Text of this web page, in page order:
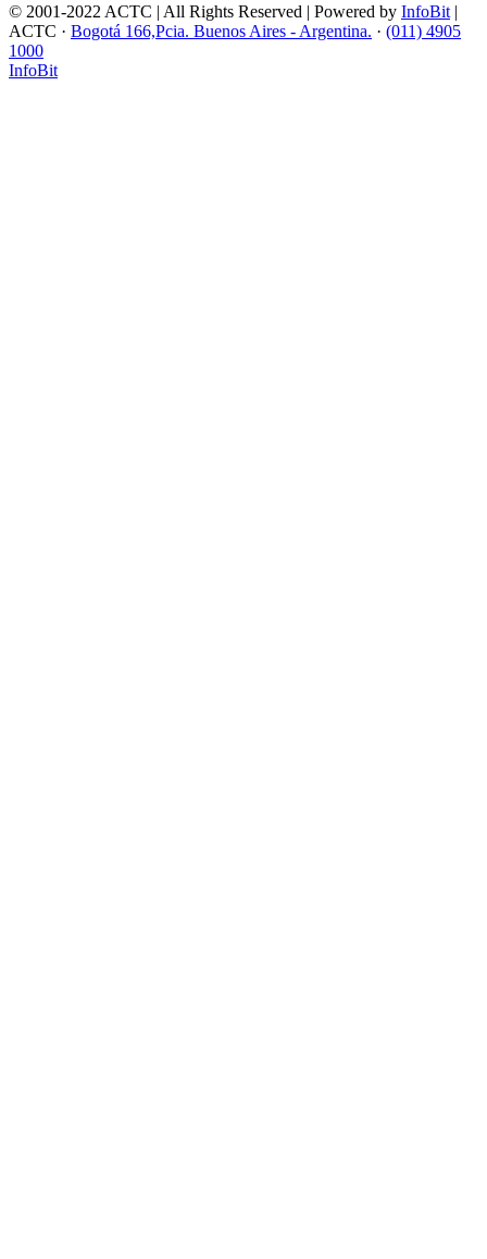
© 2001-2022 ACTC | All Rights Reserved | Powered by InfoBit |
ACTC · Bogotá 166,Pcia. Buenos Aires - Argentina. · (011) 4905
1000
InfoBit